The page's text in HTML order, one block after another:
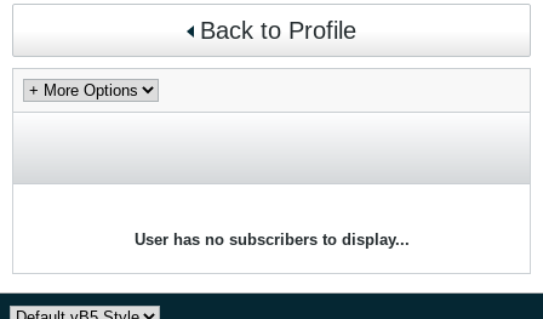
Back to Profile
User has no subscribers to display...